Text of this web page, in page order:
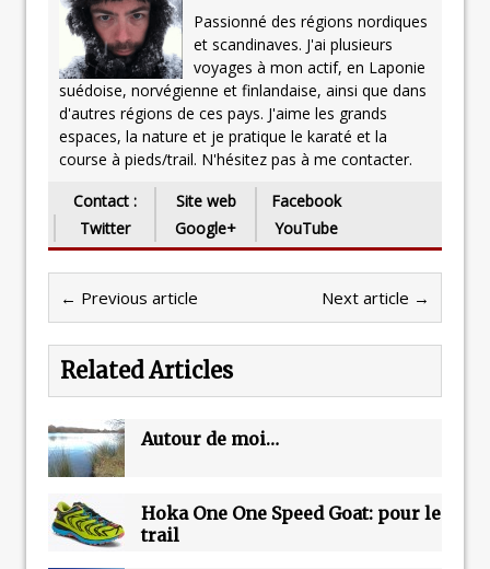
Passionné des régions nordiques
et scandinaves. J'ai plusieurs
voyages à mon actif, en Laponie
suédoise, norvégienne et finlandaise, ainsi que dans
d'autres régions de ces pays. J'aime les grands
espaces, la nature et je pratique le karaté et la
course à pieds/trail. N'hésitez pas à me contacter.
Contact :
Site web
Facebook
Twitter
Google+ YouTube
← Previous article Next article →
Related Articles
Autour de moi…
Hoka One One Speed Goat: pour le
trail